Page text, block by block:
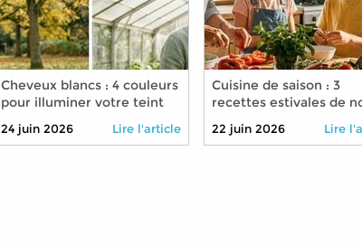
Cheveux blancs : 4 couleurs
pour illuminer votre teint
24 juin 2026 Lire l'article
Cuisine de saison : 3
recettes estivales de
transmettre à vos
22 juin 2026 Lire